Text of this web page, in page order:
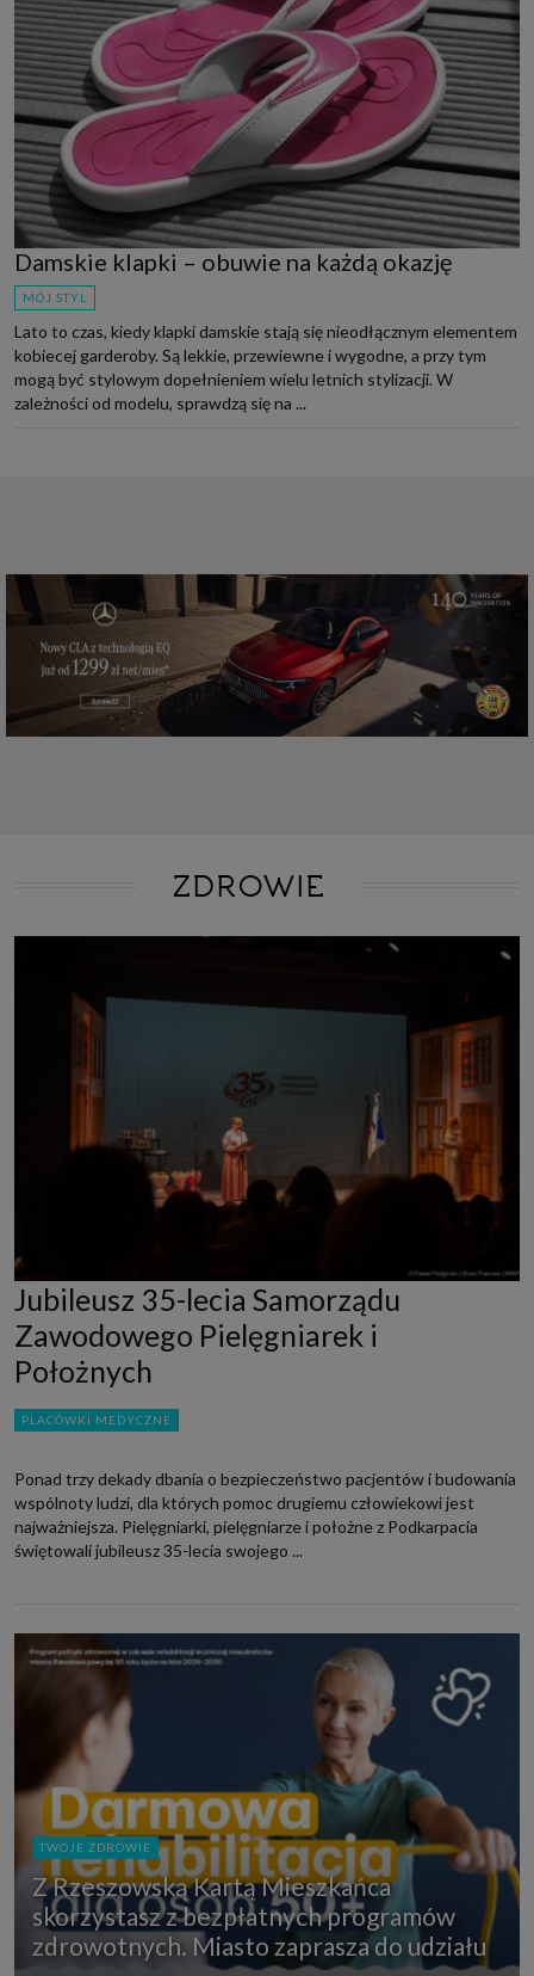
Damskie klapki – obuwie na każdą okazję
MÓJ STYL
Lato to czas, kiedy klapki damskie stają się nieodłącznym elementem
kobiecej garderoby. Są lekkie, przewiewne i wygodne, a przy tym
mogą być stylowym dopełnieniem wielu letnich stylizacji. W
zależności od modelu, sprawdzą się na ...
ZDROWIE
Jubileusz 35-lecia Samorządu
Zawodowego Pielęgniarek i
Położnych
PLACÓWKI MEDYCZNE
Ponad trzy dekady dbania o bezpieczeństwo pacjentów i budowania
wspólnoty ludzi, dla których pomoc drugiemu człowiekowi jest
najważniejsza. Pielęgniarki, pielęgniarze i położne z Podkarpacia
świętowali jubileusz 35-lecia swojego ...
TWOJE ZDROWIE
Z Rzeszowską Kartą Mieszkańca
skorzystasz z bezpłatnych programów
zdrowotnych. Miasto zaprasza do udziału